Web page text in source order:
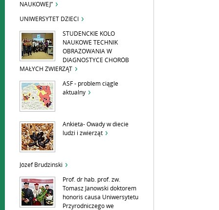
NAUKOWEJ”
UNIWERSYTET DZIECI
STUDENCKIE KOLO
NAUKOWE TECHNIK
OBRAZOWANIA W
DIAGNOSTYCE CHORÓB
MAŁYCH ZWIERZĄT
ASF - problem ciągle
aktualny
Ankieta- Owady w diecie
ludzi i zwierząt
Józef Brudzinski
Prof. dr hab. prof. zw.
Tomasz Janowski doktorem
honoris causa Uniwersytetu
Przyrodniczego we